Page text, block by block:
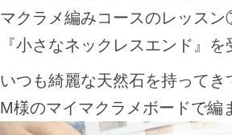
マクラメ編みコースのレッス
『小さなネックレスエンド』
いつも綺麗な天然石を持って
M様のマイマクラメボードで編